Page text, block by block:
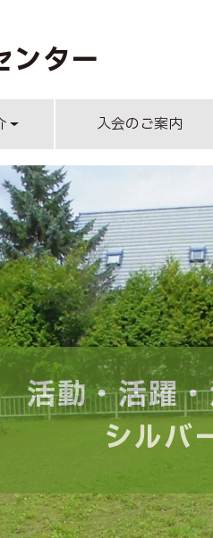
ンター
入会のご案内
活動・活躍・
シルバ